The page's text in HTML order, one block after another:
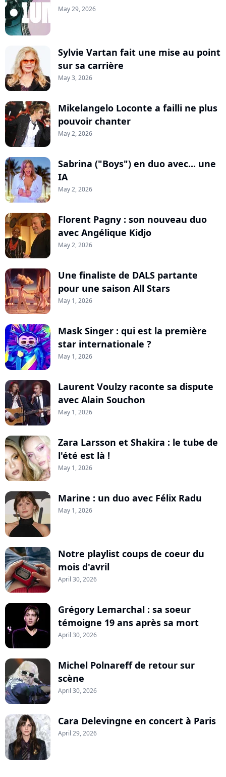
May 29, 2026
Sylvie Vartan fait une mise au point
sur sa carrière
May 3, 2026
Mikelangelo Loconte a failli ne plus
pouvoir chanter
May 2, 2026
Sabrina ("Boys") en duo avec... une
IA
May 2, 2026
Florent Pagny : son nouveau duo
avec Angélique Kidjo
May 2, 2026
Une finaliste de DALS partante
pour une saison All Stars
May 1, 2026
Mask Singer : qui est la première
star internationale ?
May 1, 2026
Laurent Voulzy raconte sa dispute
avec Alain Souchon
May 1, 2026
Zara Larsson et Shakira : le tube de
l'été est là !
May 1, 2026
Marine : un duo avec Félix Radu
May 1, 2026
Notre playlist coups de coeur du
mois d'avril
April 30, 2026
Grégory Lemarchal : sa soeur
témoigne 19 ans après sa mort
April 30, 2026
Michel Polnareff de retour sur
scène
April 30, 2026
Cara Delevingne en concert à Paris
April 29, 2026